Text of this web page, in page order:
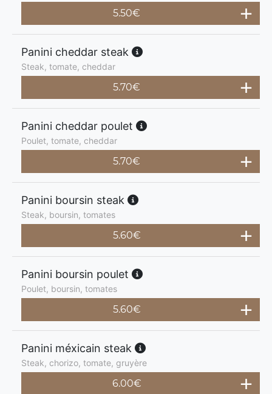
5.50€
Panini cheddar steak
Steak, tomate, cheddar
5.70€
Panini cheddar poulet
Poulet, tomate, cheddar
5.70€
Panini boursin steak
Steak, boursin, tomates
5.60€
Panini boursin poulet
Poulet, boursin, tomates
5.60€
Panini méxicain steak
Steak, chorizo, tomate, gruyère
6.00€